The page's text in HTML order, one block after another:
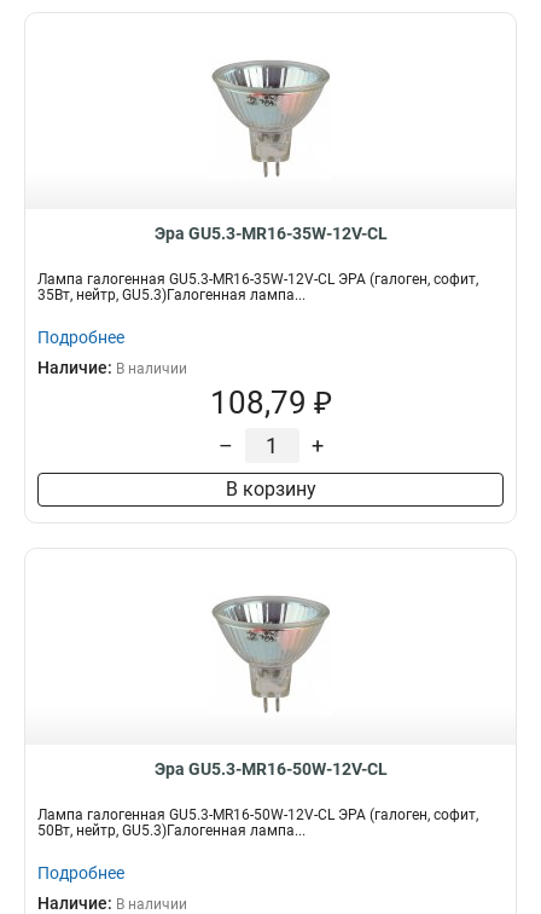
Эра GU5.3-MR16-35W-12V-CL
Лампа галогенная GU5.3-MR16-35W-12V-CL ЭРА (галоген, софит,
35Вт, нейтр, GU5.3)Галогенная лампа...
Подробнее
Наличие: В наличии
108,79 ₽
– +
В корзину
Эра GU5.3-MR16-50W-12V-CL
Лампа галогенная GU5.3-MR16-50W-12V-CL ЭРА (галоген, софит,
50Вт, нейтр, GU5.3)Галогенная лампа...
Подробнее
Наличие: В наличии